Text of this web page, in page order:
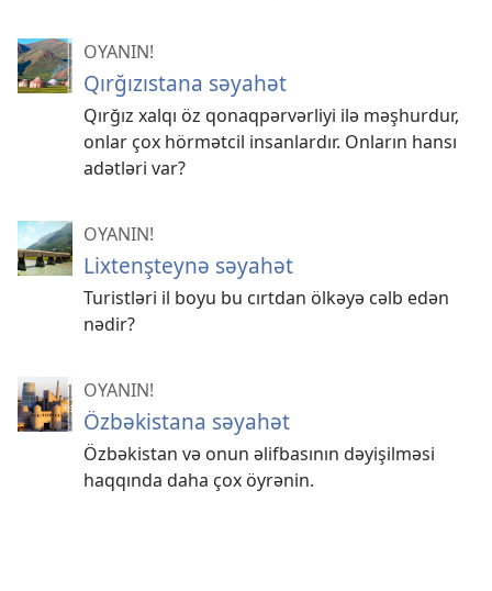
OYANIN!
Qırğızıstana səyahət
Qırğız xalqı öz qonaqpərvərliyi ilə məşhurdur,
onlar çox hörmətcil insanlardır. Onların hansı
adətləri var?
OYANIN!
Lixtenşteynə səyahət
Turistləri il boyu bu cırtdan ölkəyə cəlb edən
nədir?
OYANIN!
Özbəkistana səyahət
Özbəkistan və onun əlifbasının dəyişilməsi
haqqında daha çox öyrənin.